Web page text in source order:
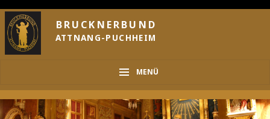
BRUCKNERBUND
ATTNANG-PUCHHEIM
MENÜ